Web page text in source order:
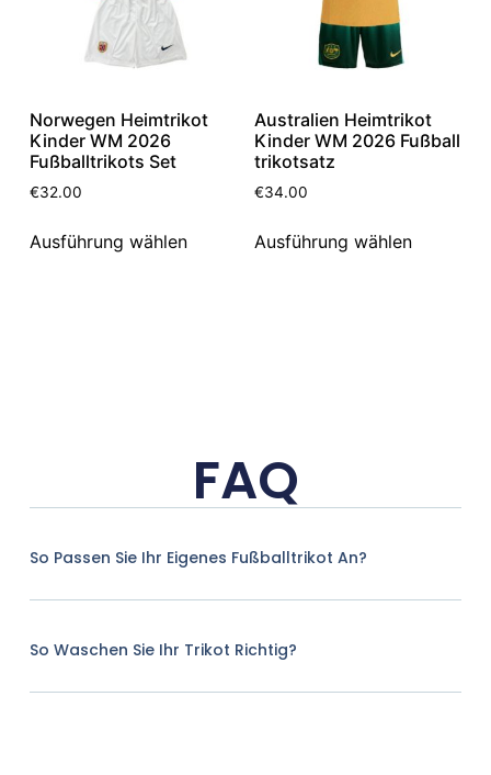
Norwegen Heimtrikot
Kinder WM 2026
Fußballtrikots Set
€32.00
Ausführung wählen
Australien Heimtrikot
Kinder WM 2026 Fußball
trikotsatz
€34.00
Ausführung wählen
FAQ
So Passen Sie Ihr Eigenes Fußballtrikot An?
So Waschen Sie Ihr Trikot Richtig?